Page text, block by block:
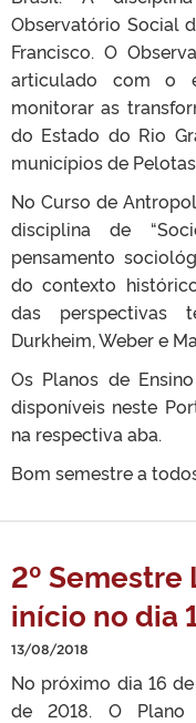
Observatório Social
Francisco. O
articulado com o
monitorar as
do Estado do Rio
municípios de
No Curso de
disciplina de
pensamento
do contexto
das perspectivas
Durkheim, Weber e
Os Planos de
disponíveis neste
na respectiva aba.
Bom semestre a
2º
início no dia
13/08/2018
No próximo dia 16
de 2018. O Plano